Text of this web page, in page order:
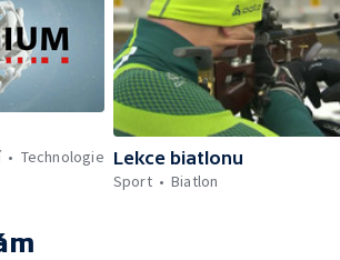
Technologie Lekce biatlonu
Sport
Biatlon